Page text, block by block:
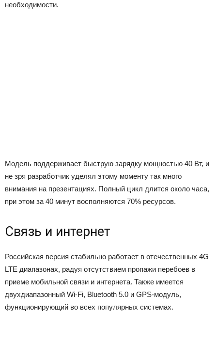
необходимости.
Модель поддерживает быструю зарядку мощностью 40 Вт, и
не зря разработчик уделял этому моменту так много
внимания на презентациях. Полный цикл длится около часа,
при этом за 40 минут восполняются 70% ресурсов.
Связь и интернет
Российская версия стабильно работает в отечественных 4G
LTE диапазонах, радуя отсутствием пропажи перебоев в
приеме мобильной связи и интернета. Также имеется
двухдиапазонный Wi-Fi, Bluetooth 5.0 и GPS-модуль,
функционирующий во всех популярных системах.